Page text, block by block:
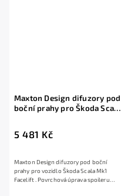
Maxton Design difuzory pod
boční prahy pro Škoda Scala
5 481 Kč
Maxton Design difuzory pod boční
prahy pro vozidlo Škoda Scala Mk1
Facelift . Povrchová úprava spoileru